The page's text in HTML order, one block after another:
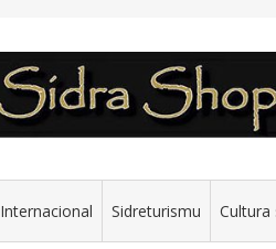
Internacional Sidreturismu Cultura